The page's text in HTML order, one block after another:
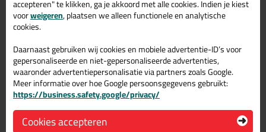
Beoordeling
Zou jij dit product aanbevelen bij anderen?
ja
nee
accepteren" te klikken, ga je akkoord met alle cookies. Indien je kiest
voorweigeren, plaatsen we alleen functionele en analytische
cookies.
Daarnaast gebruiken wij cookies en mobiele advertentie-ID’s voor
gepersonaliseerde en niet-gepersonaliseerde advertenties,
waaronder advertentiepersonalisatie via partners zoals Google.
Meer informatie over hoe Google persoonsgegevens gebruikt:
https://business.safety.google/privacy/
Cookies accepteren